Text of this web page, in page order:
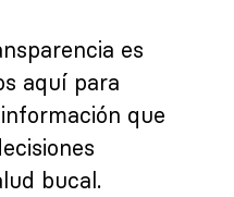
es
aquí para
que
bucal.